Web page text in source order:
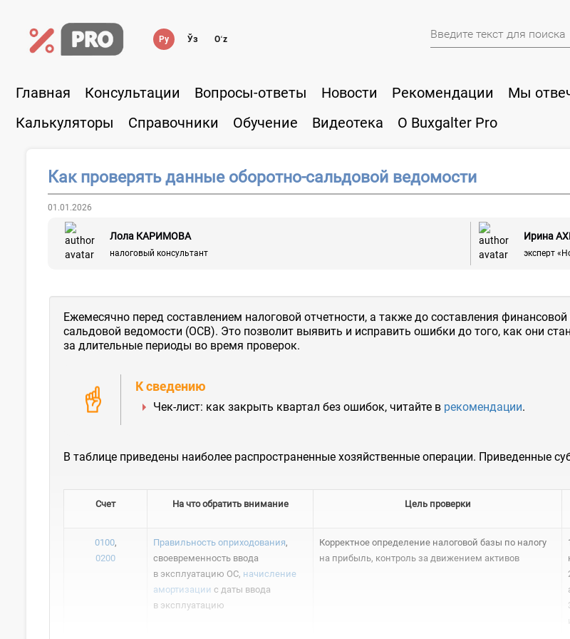
Ру Ўз Oʻz
Главная Консультации Вопросы-ответы Новости Рекомендации Мы
Калькуляторы
Справочники Обучение Видеотека О Buxgalter Pro
Как проверять данные оборотно-сальдовой ведомости
01.01.2026
Лола КАРИМОВА
налоговый консультант
Ирина
эксперт
Ежемесячно перед составлением налоговой отчетности, а также до составления
сальдовой ведомости (ОСВ). Это позволит выявить и исправить ошибки до того, как они
за длительные периоды во время проверок.
К сведению
Чек-лист: как закрыть квартал без ошибок, читайте в рекомендации.
В таблице приведены наиболее распространенные хозяйственные операции. Приведенные
Счет На что обратить внимание Цель проверки
0100,
0200
Правильность оприходования,
своевременность ввода
в эксплуатацию ОС, начисление
амортизации с даты ввода
в эксплуатацию
Корректное определение налоговой базы по налогу
на прибыль, контроль за движением активов